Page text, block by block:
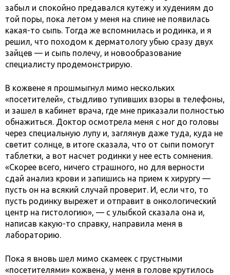
забыл и спокойно предавался кутежу и худениям до
той поры, пока летом у меня на спине не появилась
какая-то сыпь. Тогда же вспомнилась и родинка, и я
решил, что походом к дерматологу убью сразу двух
зайцев — и сыпь полечу, и новообразование
специалисту продемонстрирую.
В кожвене я прошмыгнул мимо нескольких
«посетителей», стыдливо тупивших взоры в телефоны,
и зашел в кабинет врача, где мне приказали полностью
обнажиться. Доктор осмотрела меня с ног до головы
через специальную лупу и, заглянув даже туда, куда не
светит солнце, в итоге сказала, что от сыпи помогут
таблетки, а вот насчет родинки у нее есть сомнения.
«Скорее всего, ничего страшного, но для верности
сдай анализ крови и запишись на прием к хирургу —
пусть он на всякий случай проверит. И, если что, то
пусть родинку вырежет и отправит в онкологический
центр на гистологию», — с улыбкой сказала она и,
написав какую-то справку, направила меня в
лабораторию.
Пока я вновь шел мимо скамеек с грустными
«посетителями» кожвена, у меня в голове крутилось